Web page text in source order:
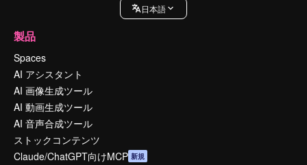
日本語
製品
Spaces
AI アシスタント
AI 画像生成ツール
AI 動画生成ツール
AI 音声合成ツール
ストックコンテンツ
Claude/ChatGPT向けMCP 新規